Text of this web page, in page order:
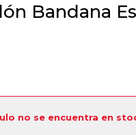
Bandana
no se encuentra en